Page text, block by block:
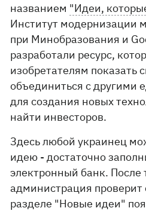
названием "Идеи,
Институт модернизации
при Минобразования и
разработали ресурс,
изобретателям показать
объединиться с
для создания новых
найти инвесторов.
Здесь любой украинец
идею - достаточно
электронный банк. После
администрация проверит
разделе "Новые идеи"